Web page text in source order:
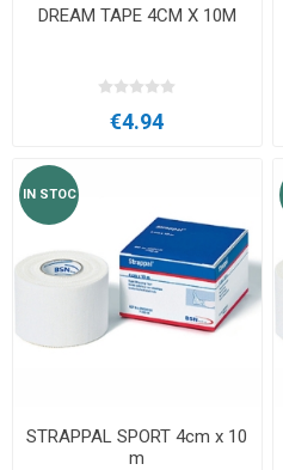
DREAM TAPE 4CM X 10M
€4.94
IN STOC
STRAPPAL SPORT 4cm x 10
m